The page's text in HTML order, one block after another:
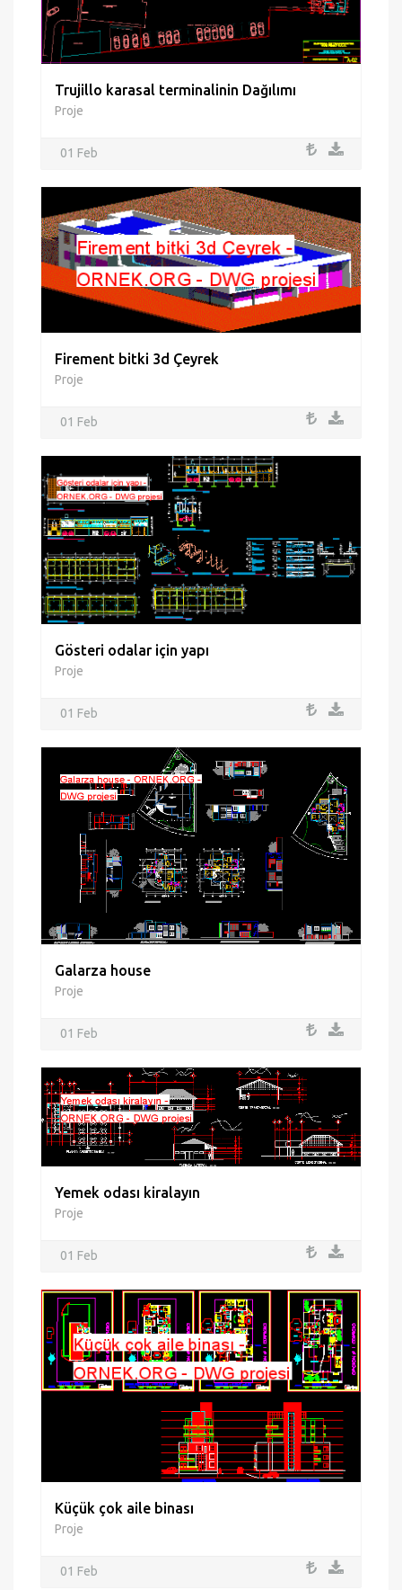
Trujillo karasal terminalinin Dağılımı
Proje
01 Feb
Firement bitki 3d Çeyrek
Proje
01 Feb
Gösteri odalar için yapı
Proje
01 Feb
Galarza house
Proje
01 Feb
Yemek odası kiralayın
Proje
01 Feb
Küçük çok aile binası
Proje
01 Feb